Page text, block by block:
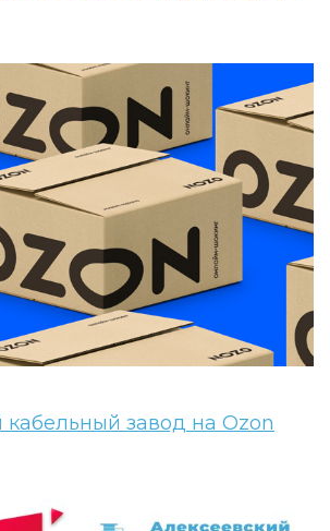
кабельный завод на Ozon